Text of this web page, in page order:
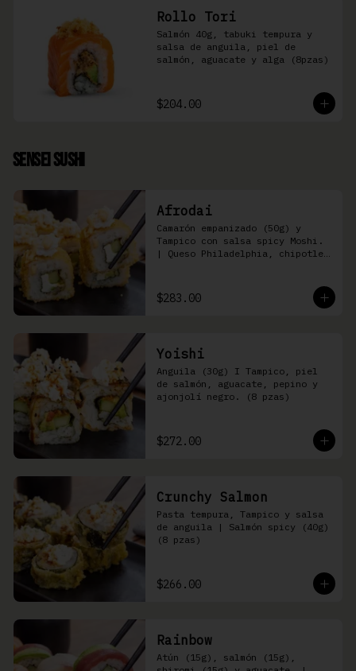
Rollo Tori
Salmón 40g, tabuki tempura y
salsa de anguila, piel de
salmón, aguacate y alga (8pzas)
$204.00
Sensei Sushi
Afrodai
Camarón empanizado (50g) y
Tampico con salsa spicy Moshi.
| Queso Philadelphia, chipotle,
$283.00
Yoishi
Anguila (30g) I Tampico, piel
de salmón, aguacate, pepino y
ajonjolí negro. (8 pzas)
$272.00
Crunchy Salmon
Pasta tempura, Tampico y salsa
de anguila | Salmón spicy (40g)
(8 pzas)
$266.00
Rainbow
Atún (15g), salmón (15g),